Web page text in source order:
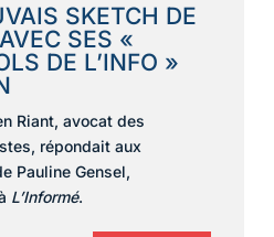
SKETCH DE
SES «
DE L’INFO »
Riant, avocat des
répondait aux
Pauline Gensel,
L’Informé.